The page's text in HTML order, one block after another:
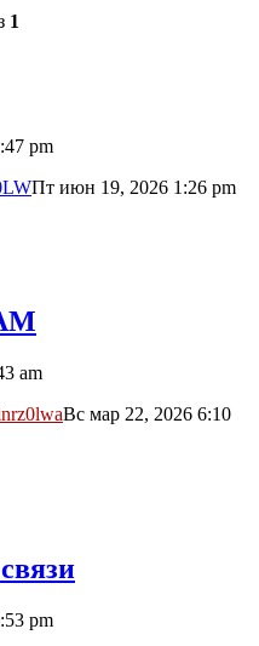
1
pm
Пт июн 19, 2026 1:26 pm
am
Вс мар 22, 2026 6:10
pm